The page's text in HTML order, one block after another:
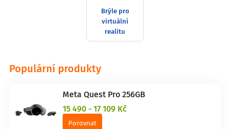
Brýle pro
virtuální
realitu
Populární produkty
Meta Quest Pro 256GB
15 490 - 17 109 Kč
Porovnat